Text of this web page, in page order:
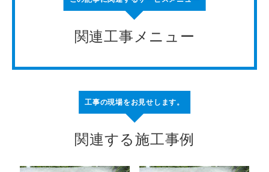
関連工事メニュー
工事の現場をお見せします。
関連する施工事例